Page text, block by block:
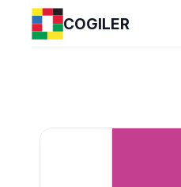
COGILER